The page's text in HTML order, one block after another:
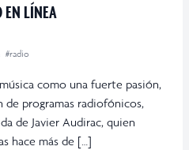
EN LÍNEA
#radio
como una fuerte pasión,
de programas radiofónicos,
de Javier Audirac, quien
hace más de […]